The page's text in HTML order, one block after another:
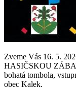
Zveme Vás 16. 5.
HASIČSKOU
bohatá tombola,
obec Kalek.